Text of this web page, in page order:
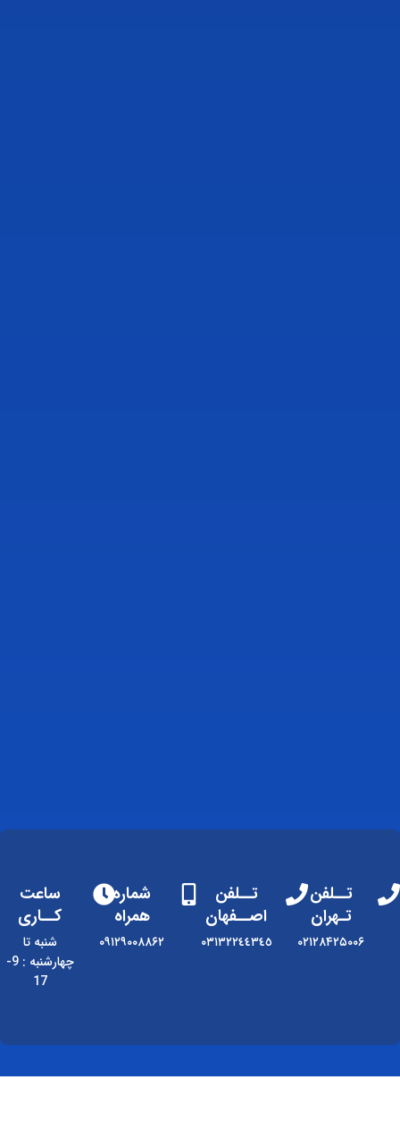
تــلفن
تـهران
۰۲۱۲۸۴۲۵۰۰۶
تــلفن
اصــفهان
٠٣١٣٢٢٤٤٣٤٥
شماره
همراه
۰۹۱۲۹۰۰۸۸۶۲
ساعت
کــاری
شنبه تا
چهارشنبه : 9-
17